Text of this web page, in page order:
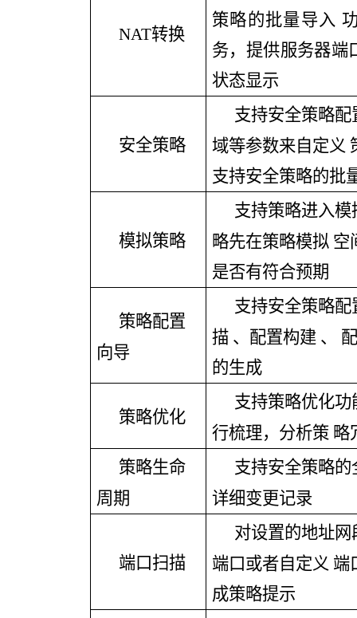
NAT转换
策略的批量导入
务，提供服务器端
状态显示
安全策略
支持安全策略
域等参数来自定义
支持安全策略的批
模拟策略
支持策略进入
略先在策略模拟 空
是否有符合预期
策略配置
向导
支持安全策略
描 、配置构建 、
的生成
策略优化
支持策略优化
行梳理，分析策 略
策略生命
周期
支持安全策略
详细变更记录
端口扫描
对设置的地址
端口或者自定义 端
成策略提示